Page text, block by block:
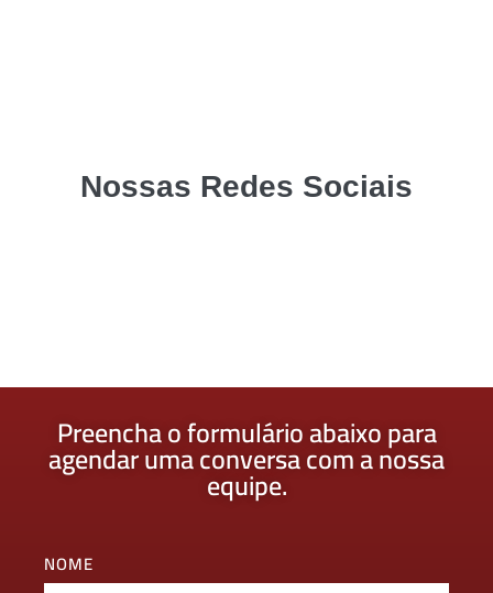
Nossas Redes Sociais​
Preencha o formulário abaixo para
agendar uma conversa com a nossa
equipe.
NOME